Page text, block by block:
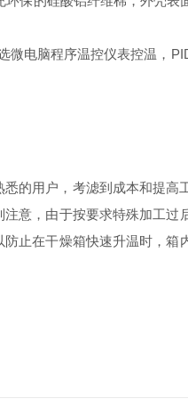
电脑程序温控仪表控温，
用户，考滤到成本和提高
意，由于按要求特殊加工过
止在干燥箱快速升温时，箱